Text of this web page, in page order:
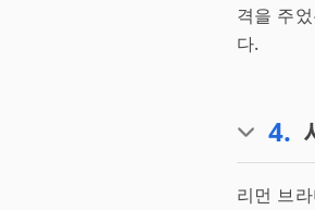
격을 주
다.
4.
리먼 브